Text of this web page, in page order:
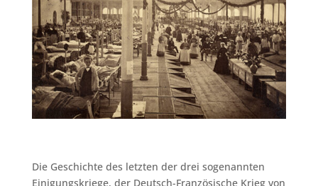
Die Geschichte des letzten der drei sogenannten
Einigungskriege, der Deutsch-Französische Krieg von